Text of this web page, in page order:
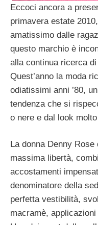
Eccoci ancora a
primavera estate
amatissimo dalle
questo marchio è
alla continua ricerca
Quest’anno la moda
odiatissimi anni ’80,
tendenza che si
o nere e dal look
La donna Denny
massima libertà,
accostamenti
denominatore della
perfetta vestibilità,
macramè,